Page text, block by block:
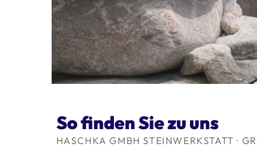
So finden Sie zu uns
HASCHKA GMBH STEINWERKSTATT ·